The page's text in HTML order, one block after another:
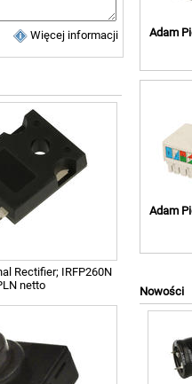
Więcej informacji
Rectifier; IRFP260N
netto
Adam
Adam
Nowości